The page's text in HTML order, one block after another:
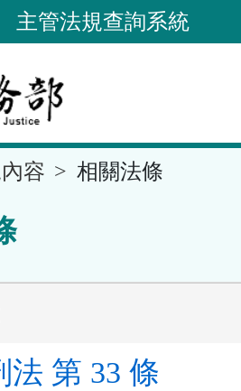
主管法規查詢系統
容 相關法條
法 第 33 條